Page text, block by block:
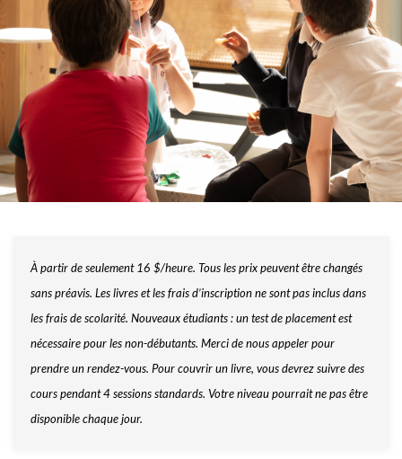
À partir de seulement 16 $/heure. Tous les prix peuvent être changés
sans préavis. Les livres et les frais d’inscription ne sont pas inclus dans
les frais de scolarité. Nouveaux étudiants : un test de placement est
nécessaire pour les non-débutants. Merci de nous appeler pour
prendre un rendez-vous. Pour couvrir un livre, vous devrez suivre des
cours pendant 4 sessions standards. Votre niveau pourrait ne pas être
disponible chaque jour.